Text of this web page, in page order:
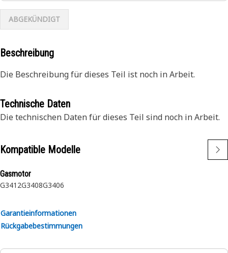
ABGEKÜNDIGT
Beschreibung
Die Beschreibung für dieses Teil ist noch in Arbeit.
Technische Daten
Die technischen Daten für dieses Teil sind noch in Arbeit.
Kompatible Modelle
Gasmotor
G3412G3408G3406
Garantieinformationen
Rückgabebestimmungen